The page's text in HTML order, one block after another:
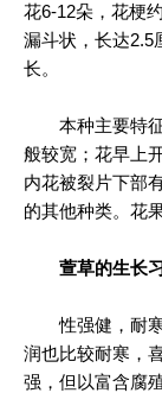
花6-12朵，花梗
漏斗状，长达2.5
长。
本种主要特征
般较宽；花早上
内花被裂片下部
的其他种类。花
萱草的生长
性强健，耐寒
润也比较耐寒，
强，但以富含腐